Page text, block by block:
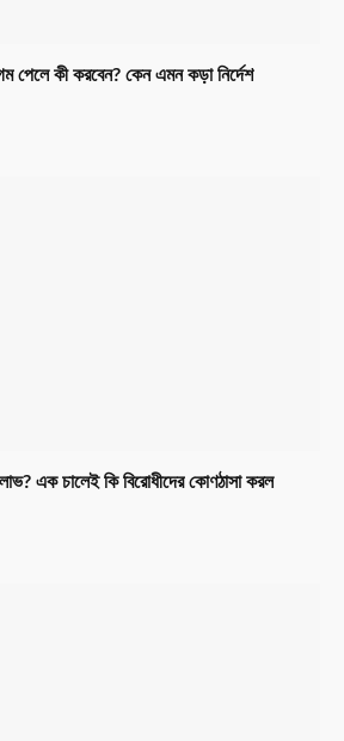
পেলে কী করবেন? কেন এমন কড়া নির্দেশ
লাভ? এক চালেই কি বিরোধীদের কোণঠাসা করল